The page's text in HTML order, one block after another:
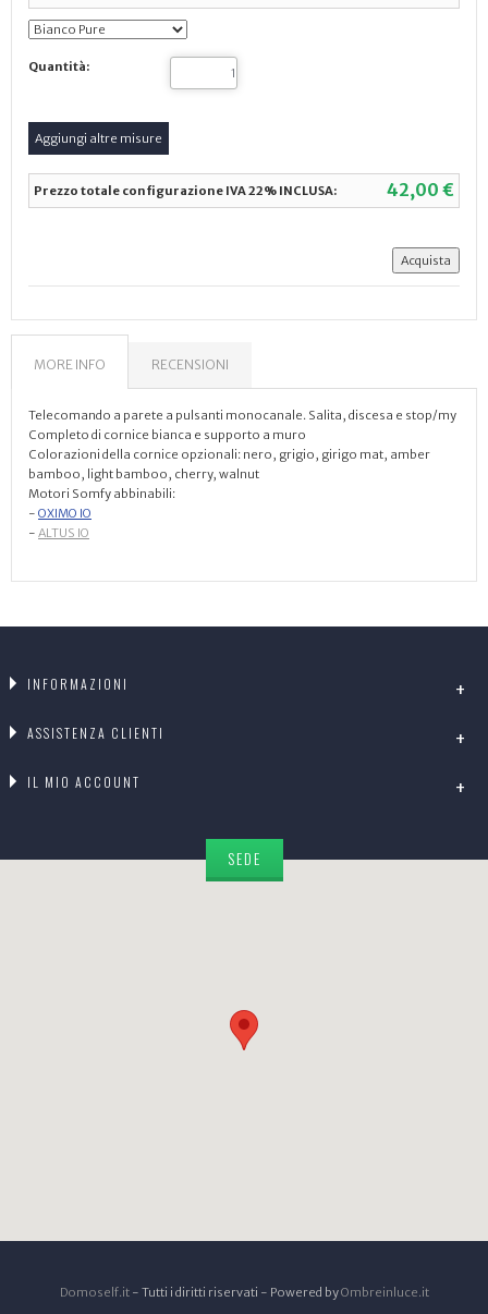
Quantità:
Prezzo totale configurazione IVA 22% INCLUSA: 42,00 €
MORE INFO RECENSIONI
Telecomando a parete a pulsanti monocanale. Salita, discesa e stop/my
Completo di cornice bianca e supporto a muro
Colorazioni della cornice opzionali: nero, grigio, girigo mat, amber
bamboo, light bamboo, cherry, walnut
Motori Somfy abbinabili:
- OXIMO IO
- ALTUS IO
INFORMAZIONI
ASSISTENZA CLIENTI
IL MIO ACCOUNT
SEDE
Domoself.it- Tutti i diritti riservati - Powered byOmbreinluce.it